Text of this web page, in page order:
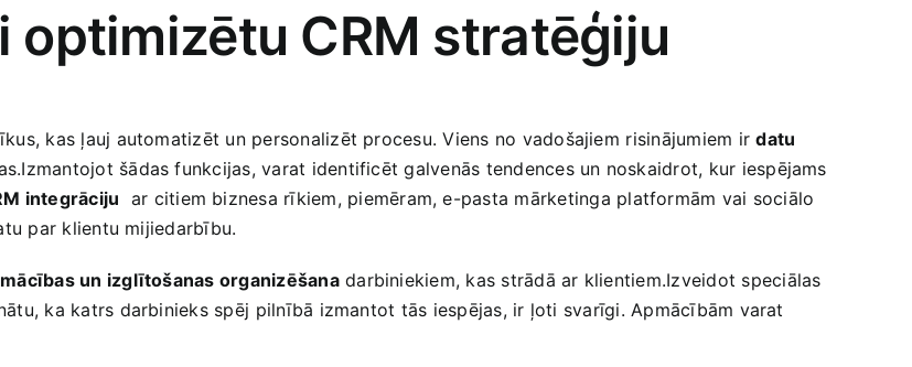
⁤optimizētu CRM stratēģiju
kas ļauj automatizēt un personalizēt procesu.‍ Viens no vadošajiem ⁣risinājumiem irdatu
šādas‌ funkcijas, varat identificēt ‍galvenās tendences un noskaidrot, kur iespējams
integrāciju ​ ar‌ citiem biznesa rīkiem,‌ piemēram, e-pasta​ mārketinga platformām vai ​sociālo
par klientu mijiedarbību.
un izglītošanas organizēšanadarbiniekiem, kas strādā ar klientiem.Izveidot speciālas
ka katrs darbinieks spēj ⁤pilnībā izmantot tās iespējas, ‌ir ļoti svarīgi. Apmācībām varat